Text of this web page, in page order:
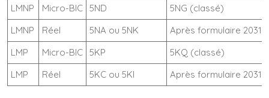
LMNP
Micro-BIC 5ND
5NG (classé)
LMNP
Réel 5NA ou 5NK
Après formulaire 2031
LMP
Micro-BIC 5KP
5KQ (classé)
LMP
Réel 5KC ou 5KI Après formulaire 2031